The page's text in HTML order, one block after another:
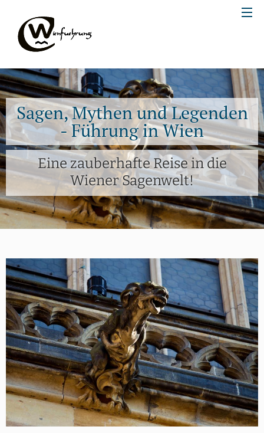
Sagen, Mythen und Legenden
- Führung in Wien
Eine zauberhafte Reise in die
Wiener Sagenwelt!